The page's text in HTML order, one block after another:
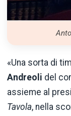
«Una sorta di
Andreoli del
assieme al
Tavola, nella